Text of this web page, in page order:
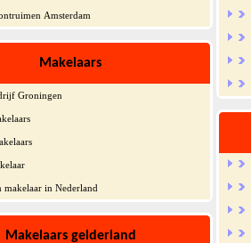
Amsterdam
Makelaars
Groningen
makelaar in Nederland
Makelaars gelderland